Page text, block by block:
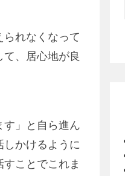
れなくなって
、居心地が良
」と自ら進ん
かけるように
ことでこれま